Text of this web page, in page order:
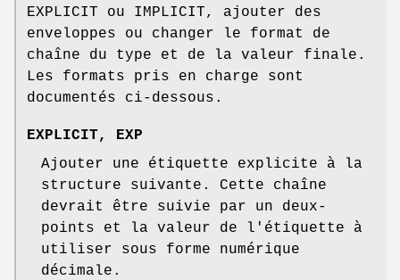
EXPLICIT ou IMPLICIT, ajouter des
enveloppes ou changer le format de
chaîne du type et de la valeur finale.
Les formats pris en charge sont
documentés ci-dessous.
EXPLICIT, EXP
Ajouter une étiquette explicite à la
structure suivante. Cette chaîne
devrait être suivie par un deux-
points et la valeur de l'étiquette à
utiliser sous forme numérique
décimale.